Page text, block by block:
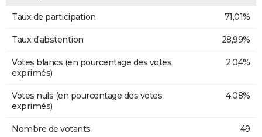
Taux de participation 71,01%
Taux d'abstention 28,99%
Votes blancs (en pourcentage des votes
exprimés)
2,04%
Votes nuls (en pourcentage des votes
exprimés)
4,08%
Nombre de votants 49